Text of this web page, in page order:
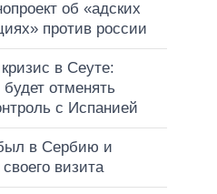
об «адских
против россии
в Сеуте:
отменять
с Испанией
в Сербию и
визита